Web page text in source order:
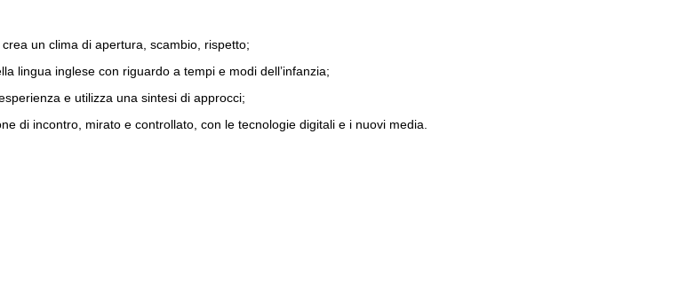
un clima di apertura, scambio, rispetto;
lingua inglese con riguardo a tempi e modi dell’infanzia;
e utilizza una sintesi di approcci;
di incontro, mirato e controllato, con le tecnologie digitali e i nuovi media.